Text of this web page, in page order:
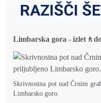
RAZIŠČI
Limbarska gora -
Skrivnostna pot nad Črnim
Limbarsko goro.